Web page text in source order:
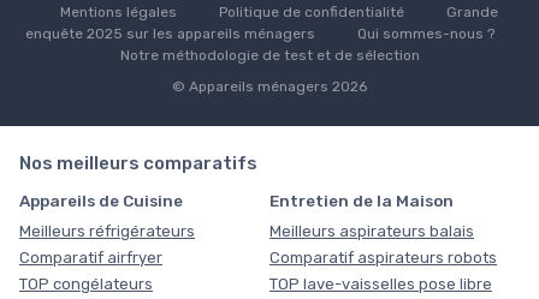
Mentions légales Politique de confidentialité
Grande
enquête 2025 sur les appareils ménagers
Qui sommes-nous ?
Notre méthodologie de test et de sélection
© Appareils ménagers 2026
Nos meilleurs comparatifs
Appareils de Cuisine
Meilleurs réfrigérateurs
Comparatif airfryer
TOP congélateurs
Entretien de la Maison
Meilleurs aspirateurs balais
Comparatif aspirateurs robots
TOP lave-vaisselles pose libre